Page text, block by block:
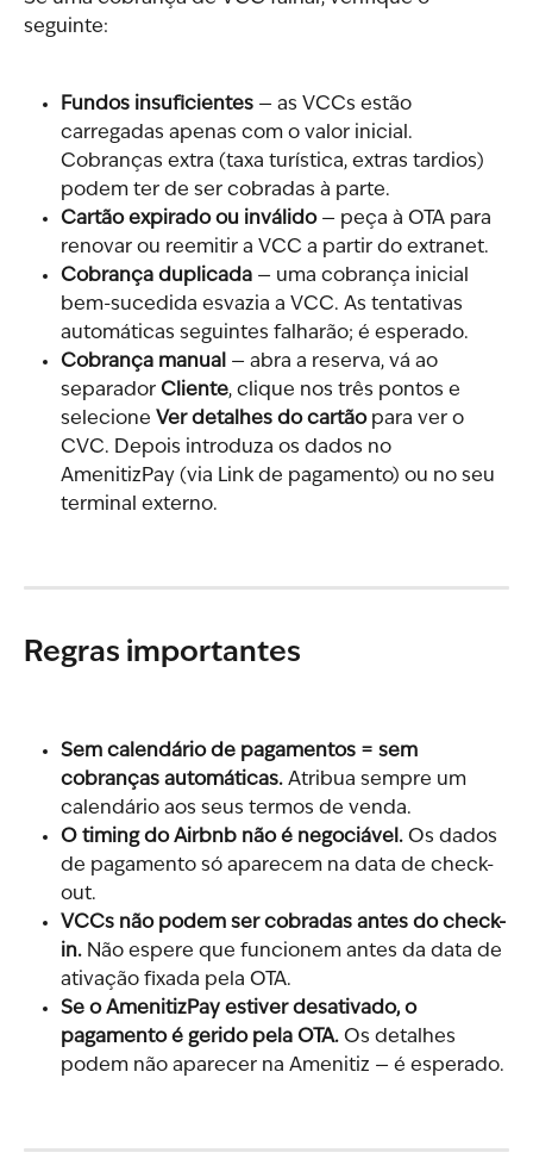
seguinte:
Fundos insuficientes — as VCCs estão
carregadas apenas com o valor inicial.
Cobranças extra (taxa turística, extras tardios)
podem ter de ser cobradas à parte.
Cartão expirado ou inválido — peça à OTA para
renovar ou reemitir a VCC a partir do extranet.
Cobrança duplicada — uma cobrança inicial
bem-sucedida esvazia a VCC. As tentativas
automáticas seguintes falharão; é esperado.
Cobrança manual — abra a reserva, vá ao
separador Cliente, clique nos três pontos e
selecione Ver detalhes do cartão para ver o
CVC. Depois introduza os dados no
AmenitizPay (via Link de pagamento) ou no seu
terminal externo.
Regras importantes
Sem calendário de pagamentos = sem
cobranças automáticas. Atribua sempre um
calendário aos seus termos de venda.
O timing do Airbnb não é negociável. Os dados
de pagamento só aparecem na data de check-
out.
VCCs não podem ser cobradas antes do check-
in. Não espere que funcionem antes da data de
ativação fixada pela OTA.
Se o AmenitizPay estiver desativado, o
pagamento é gerido pela OTA. Os detalhes
podem não aparecer na Amenitiz — é esperado.